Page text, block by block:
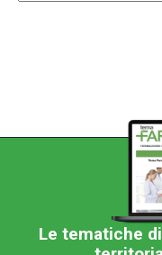
Le tematiche